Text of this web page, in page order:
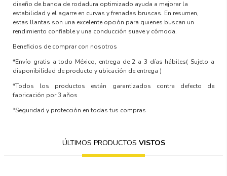
diseño de banda de rodadura optimizado ayuda a mejorar la
estabilidad y el agarre en curvas y frenadas bruscas. En resumen,
estas llantas son una excelente opción para quienes buscan un
rendimiento confiable y una conducción suave y cómoda.
Beneficios de comprar con nosotros
*Envío gratis a todo México, entrega de 2 a 3 días hábiles( Sujeto a
disponibilidad de producto y ubicación de entrega )
*Todos los productos están garantizados contra defecto de
fabricación por 3 años
*Seguridad y protección en todas tus compras
ÚLTIMOS PRODUCTOS VISTOS